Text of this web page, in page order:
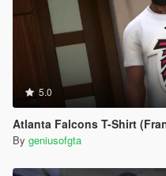
5.0
Atlanta Falcons T-Shirt
By geniusofgta